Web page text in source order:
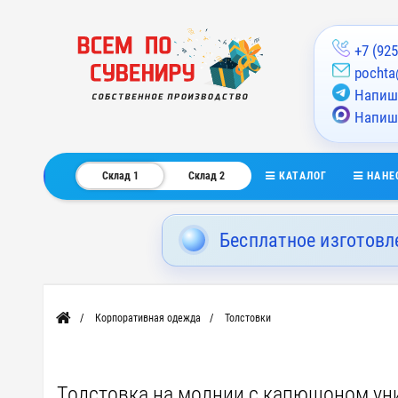
+7
Склад 1 Склад 2 КАТАЛОГ
Бесплатное
Главная Корпоративная одежда Толстовки